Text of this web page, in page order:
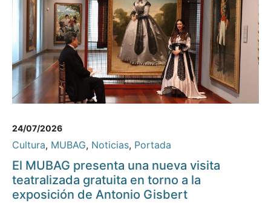
24/07/2026
Cultura, MUBAG, Noticias, Portada
El MUBAG presenta una nueva visita
teatralizada gratuita en torno a la
exposición de Antonio Gisbert